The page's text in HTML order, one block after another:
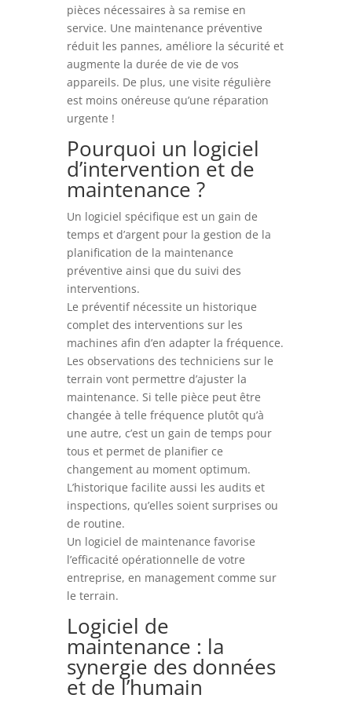
pièces nécessaires à sa remise en
service. Une maintenance préventive
réduit les pannes, améliore la sécurité et
augmente la durée de vie de vos
appareils. De plus, une visite régulière
est moins onéreuse qu’une réparation
urgente !
Pourquoi un logiciel
d’intervention et de
maintenance ?
Un logiciel spécifique est un gain de
temps et d’argent pour la gestion de la
planification de la maintenance
préventive ainsi que du suivi des
interventions.
Le préventif nécessite un historique
complet des interventions sur les
machines afin d’en adapter la fréquence.
Les observations des techniciens sur le
terrain vont permettre d’ajuster la
maintenance. Si telle pièce peut être
changée à telle fréquence plutôt qu’à
une autre, c’est un gain de temps pour
tous et permet de planifier ce
changement au moment optimum.
L’historique facilite aussi les audits et
inspections, qu’elles soient surprises ou
de routine.
Un logiciel de maintenance favorise
l’efficacité opérationnelle de votre
entreprise, en management comme sur
le terrain.
Logiciel de
maintenance : la
synergie des données
et de l’humain